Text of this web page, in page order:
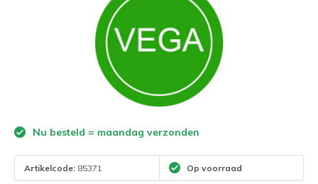
Nu besteld = maandag verzonden
Artikelcode: 85371 Op voorraad